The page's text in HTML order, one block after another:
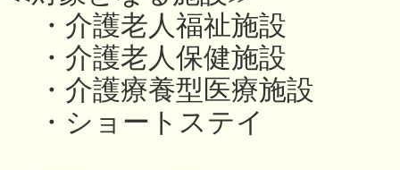
・介護老人福祉施設
・介護老人保健施設
・介護療養型医療施設
・ショートステイ